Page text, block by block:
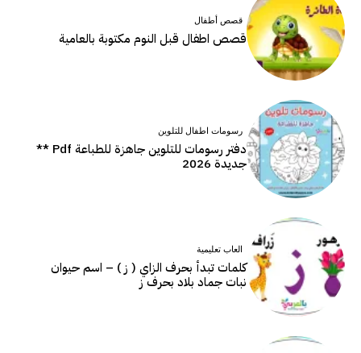
قصص أطفال
قصص اطفال قبل النوم مكتوبة بالعامية
رسومات اطفال للتلوين
دفتر رسومات للتلوين جاهزة للطباعة Pdf **
جديدة 2026
العاب تعليمية
كلمات تبدأ بحرف الزاي ( ز ) – اسم حيوان
نبات جماد بلاد بحرف ز